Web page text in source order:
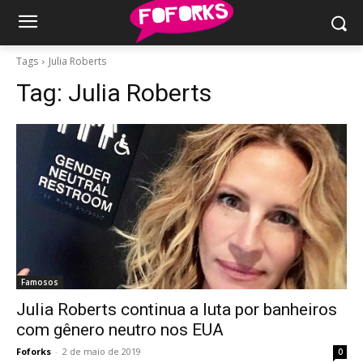
Tags Julia Roberts
Tag: Julia Roberts
Famosos
Julia Roberts continua a luta por banheiros
com gênero neutro nos EUA
Foforks - 2 de maio de 2019 0